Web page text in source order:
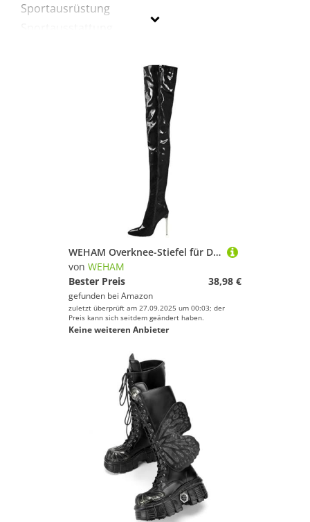
Sportausrüstung
Tauchen & Schnorcheln
WEHAM Overknee-Stiefel für Damen in Übergröße, Kunst-PU, Overknee-Stiefel, Tanzschuhe für Damen, Kniehohe Stiefel mit seitlichem Reißverschluss,Schwarz,46
von WEHAM
Bester Preis
38,98 €
gefunden bei Amazon
zuletzt überprüft am 27.09.2025 um 00:03; der
Preis kann sich seitdem geändert haben.
Keine weiteren Anbieter